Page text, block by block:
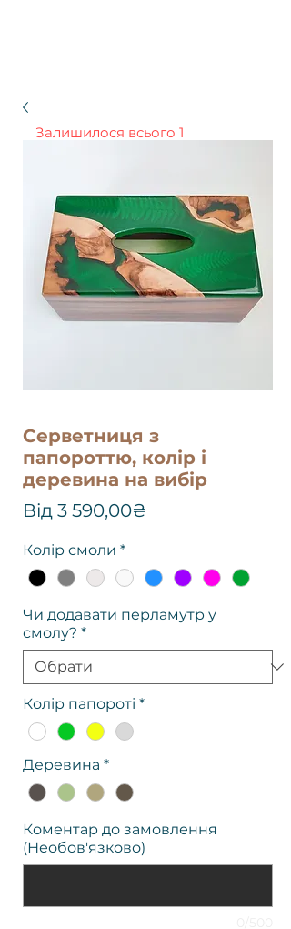
Серветниця з
папороттю, колір і
деревина на вибір
Від 3 590,00₴
Колір смоли *
Чи додавати перламутр у
смолу? *
Колір папороті *
Деревина *
Коментар до замовлення
(Необов'язково)
Залишилося всього 1